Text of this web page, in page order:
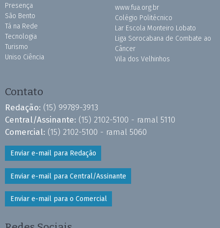
Presença
São Bento
Tá na Rede
Tecnologia
Turismo
Uniso Ciência
www.fua.org.br
Colégio Politécnico
Lar Escola Monteiro Lobato
Liga Sorocabana de Combate ao
Câncer
Vila dos Velhinhos
Contato
Redação: (15) 99789-3913
Central/Assinante: (15) 2102-5100 - ramal 5110
Comercial: (15) 2102-5100 - ramal 5060
Enviar e-mail para Redação
Enviar e-mail para Central/Assinante
Enviar e-mail para o Comercial